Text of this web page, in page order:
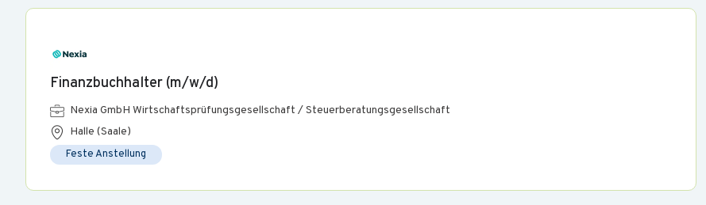
Finanzbuchhalter (m/w/d)
Nexia GmbH Wirtschaftsprüfungsgesellschaft / Steuerberatungsgesellschaft
Halle (Saale)
Feste Anstellung